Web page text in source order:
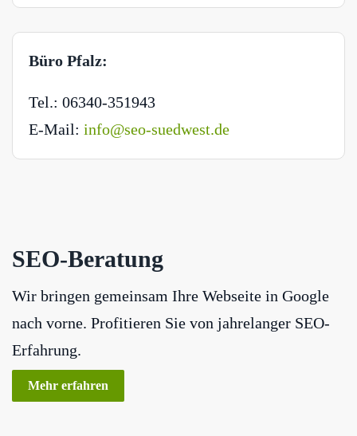
Büro Pfalz:
Tel.: 06340-351943
E-Mail: info@seo-suedwest.de
SEO-Beratung
Wir bringen gemeinsam Ihre Webseite in Google
nach vorne. Profitieren Sie von jahrelanger SEO-
Erfahrung.
Mehr erfahren